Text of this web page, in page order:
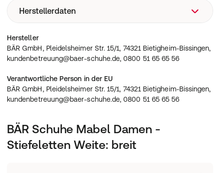
Zehenfreiheit für ein freies, entspanntes Tragegefühl.,
zur gemütlichen Begleiterin für Herbst und Winter.,
Sicher auftreten: Die griffige LightHike-Sohle aus
gummiertem EVA-Schaum unterstützt festen Halt auf
Schnell hineingeschlüpft: Der Reißverschluss an der
Innenseite und die Lasche am oberen Schaftrand
erleichtern den Einstieg im Alltag., Stylish und
atmungsaktivem Tragekomfort und einem
herausnehmbaren 6 mm Softness-Fußbett.
Freizeitschuhe
Herstellerdaten
BÄR GmbH, Pleidelsheimer Str. 15/1, 74321 Bietigheim-
Bissingen, kundenbetreuung@baer-schuhe.de, 0800 51
65 65 56
Hersteller
BÄR GmbH, Pleidelsheimer Str. 15/1, 74321 Bietigheim-Bissingen,
kundenbetreuung@baer-schuhe.de, 0800 51 65 65 56
Verantwortliche Person in der EU
BÄR GmbH, Pleidelsheimer Str. 15/1, 74321 Bietigheim-Bissingen,
kundenbetreuung@baer-schuhe.de, 0800 51 65 65 56
BÄR Schuhe Mabel Damen -
Stiefeletten Weite: breit